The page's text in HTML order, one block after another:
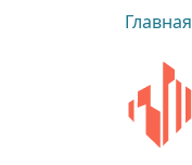
Главная